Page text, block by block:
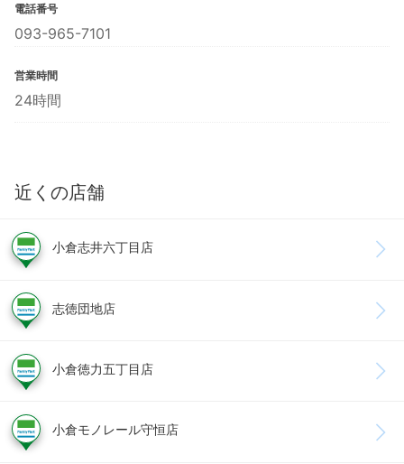
電話番号
093-965-7101
営業時間
24時間
近くの店舗
小倉志井六丁目店
志徳団地店
小倉徳力五丁目店
小倉モノレール守恒店